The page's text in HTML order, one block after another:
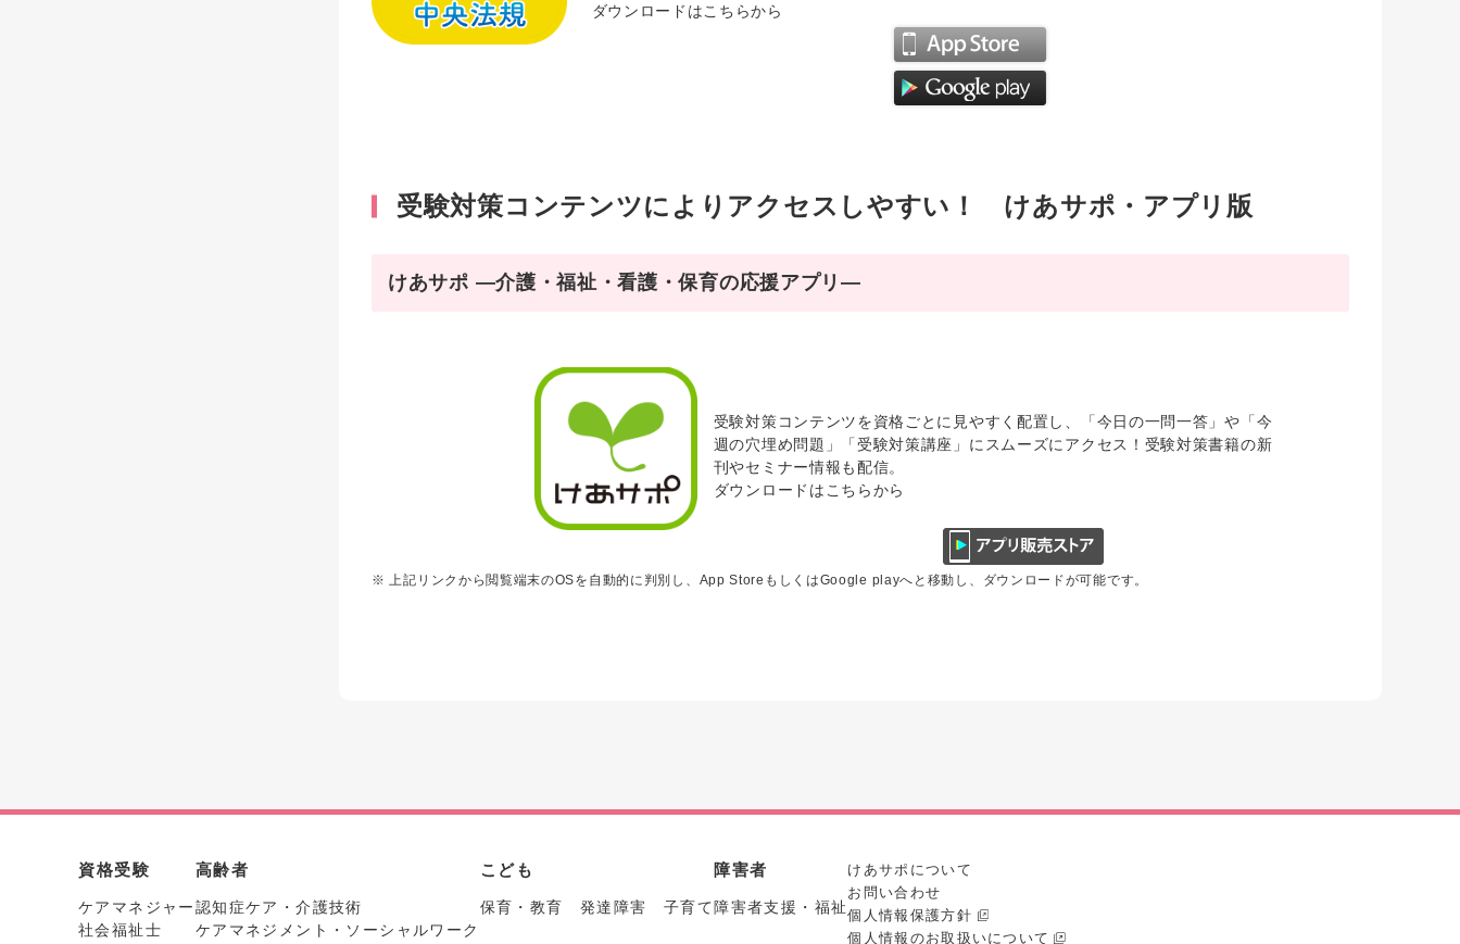
ダウンロードはこちらから
受験対策コンテンツによりアクセスしやすい！ けあサポ・アプリ版
けあサポ ―介護・福祉・看護・保育の応援アプリ―
受験対策コンテンツを資格ごとに見やすく配置し、「今日の一問一答」や「今
週の穴埋め問題」「受験対策講座」にスムーズにアクセス！受験対策書籍の新
刊やセミナー情報も配信。
ダウンロードはこちらから
※ 上記リンクから閲覧端末のOSを自動的に判別し、App StoreもしくはGoogle playへと移動し、ダウンロードが可能です。
資格受験
ケアマネジャー
社会福祉士
高齢者
認知症ケア・介護技術
ケアマネジメント・ソーシャルワーク
こども
保育・教育 発達障害 子育て
障害者
障害者支援・福祉
けあサポについて
お問い合わせ
個人情報保護方針
個人情報のお取扱いについて